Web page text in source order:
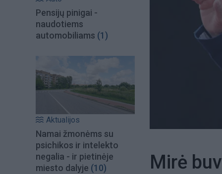
Pensijų pinigai -
naudotiems
automobiliams (1)
Aktualijos
Namai žmonėms su
psichikos ir intelekto
negalia - ir pietinėje
miesto dalyje (10) Mirė